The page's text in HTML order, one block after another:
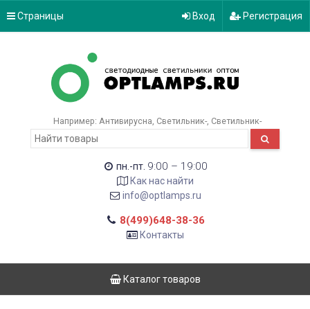
Страницы Вход Регистрация
Например: Антивирусна Светильник- Светильник-
пн.-пт. 9:00 – 19:00
Как нас найти
info@optlamps.ru
8(499)648-38-36
Контакты
Каталог товаров